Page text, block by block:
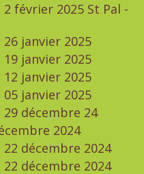
février 2025 St Pal -
janvier 2025
janvier 2025
janvier 2025
janvier 2025
décembre 24
2024
décembre 2024
décembre 2024